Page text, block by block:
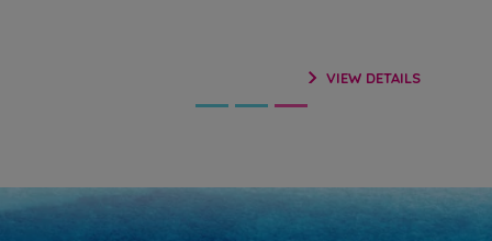
VIEW DETAILS